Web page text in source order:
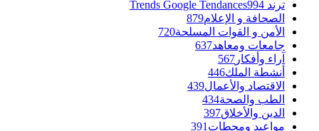
ترند Trends Google Tendances 994
الصحافة و الإعلام879
الأمن و القوات المسلحة720
جامعات ومعاهد637
آراء وأفكار 567
أنشطة الملك446
الاقتصاد والأعمال439
الطب والصحة434
الدين والأخلاق397
مواعيد ومحطات 391